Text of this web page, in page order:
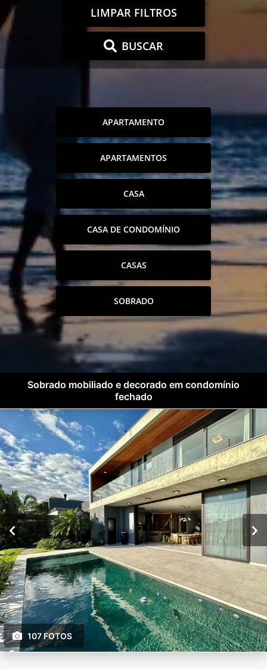
LIMPAR FILTROS
BUSCAR
APARTAMENTO
APARTAMENTOS
CASA
CASA DE CONDOMÍNIO
CASAS
SOBRADO
Sobrado mobiliado e decorado em condomínio
fechado
107 FOTOS